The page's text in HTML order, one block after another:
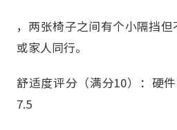
，两张椅子之间有个小隔挡
或家人同行。
舒适度评分（满分10）：硬
7.5